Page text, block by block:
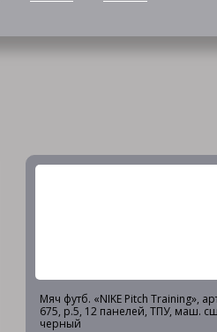
Мяч футб. «NIKE Pitch Training»,
675, р.5, 12 панелей, ТПУ, маш.
черный